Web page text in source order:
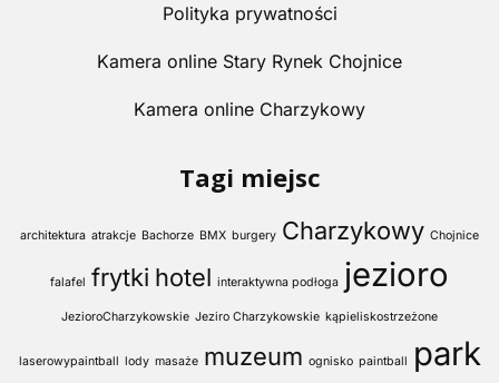
Polityka prywatności
Kamera online Stary Rynek Chojnice
Kamera online Charzykowy
Tagi miejsc
architektura atrakcje Bachorze BMX burgery Charzykowy Chojnice
falafel frytki hotel interaktywna podłoga jezioro
JezioroCharzykowskie Jeziro Charzykowskie kąpieliskostrzeżone
laserowypaintball lody masaże muzeum ognisko paintball park